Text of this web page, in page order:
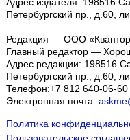
Адрес издателя: 198516
Петербургский пр., д.60,
Редакция — ООО
Главный редактор —
Адрес редакции: 198516
Петербургский пр., д.60,
Телефон:+7 812 640-06-60
Электронная почта:
Политика